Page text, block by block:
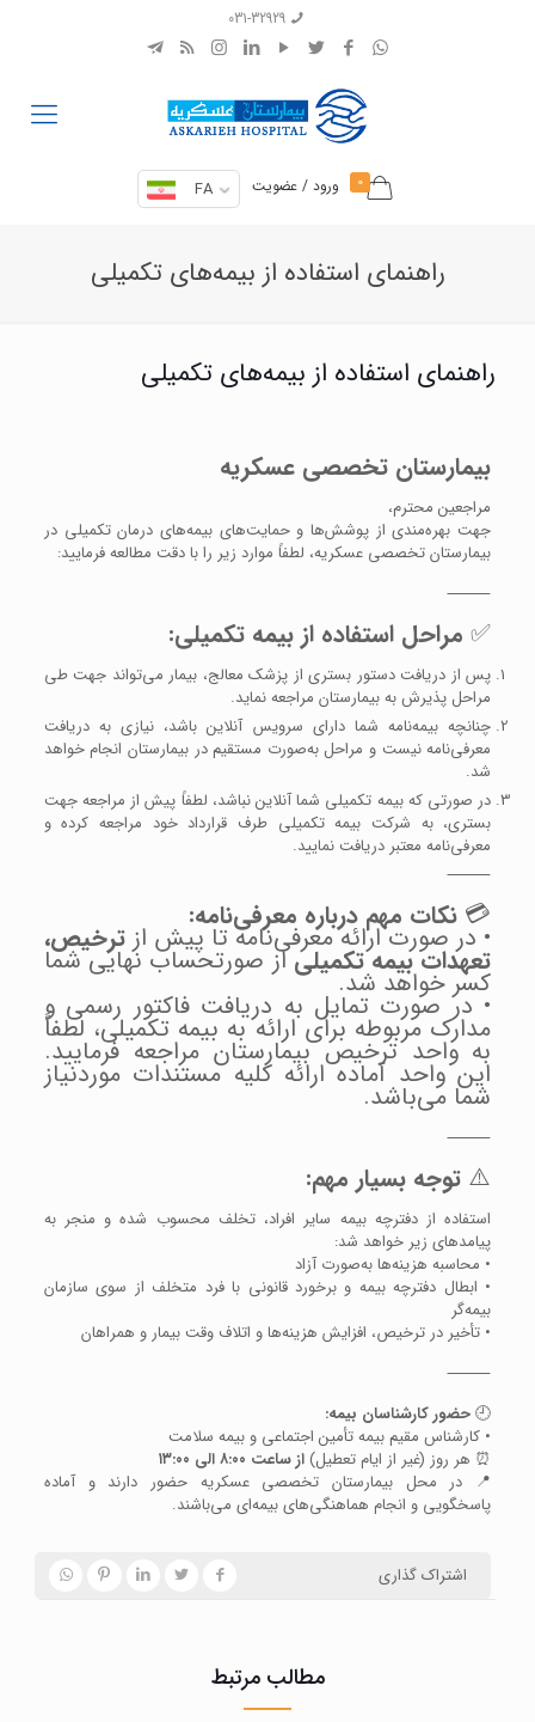
031-32929
0 ورود / عضویت FA
راهنمای استفاده از بیمه‌های تکمیلی
راهنمای استفاده از بیمه‌های تکمیلی
بیمارستان تخصصی عسکریه
مراجعین محترم،
جهت بهره‌مندی از پوشش‌ها و حمایت‌های بیمه‌های درمان تکمیلی در
بیمارستان تخصصی عسکریه، لطفاً موارد زیر را با دقت مطالعه فرمایید:
⸻
✅مراحل استفاده از بیمه تکمیلی:
پس از دریافت دستور بستری از پزشک معالج، بیمار می‌تواند جهت طی
مراحل پذیرش به بیمارستان مراجعه نماید.
چنانچه بیمه‌نامه شما دارای سرویس آنلاین باشد، نیازی به دریافت
معرفی‌نامه نیست و مراحل به‌صورت مستقیم در بیمارستان انجام خواهد
شد.
در صورتی که بیمه تکمیلی شما آنلاین نباشد، لطفاً پیش از مراجعه جهت
بستری، به شرکت بیمه تکمیلی طرف قرارداد خود مراجعه کرده و
معرفی‌نامه معتبر دریافت نمایید.
⸻
💳 نکات مهم درباره معرفی‌نامه:
• در صورت ارائه معرفی‌نامه تا پیش ازترخیص،
تعهدات بیمه تکمیلیاز صورتحساب نهایی شما
کسر خواهد شد.
• در صورت تمایل به دریافت فاکتور رسمی و
مدارک مربوطه برای ارائه به بیمه تکمیلی، لطفاً
به واحد ترخیص بیمارستان مراجعه فرمایید.
این واحد آماده ارائه کلیه مستندات موردنیاز
شما می‌باشد.
⸻
⚠️ توجه بسیار مهم:
استفاده از دفترچه بیمه سایر افراد، تخلف محسوب شده و منجر به
پیامدهای زیر خواهد شد:
• محاسبه هزینه‌ها به‌صورت آزاد
• ابطال دفترچه بیمه و برخورد قانونی با فرد متخلف از سوی سازمان
بیمه‌گر
• تأخیر در ترخیص، افزایش هزینه‌ها و اتلاف وقت بیمار و همراهان
⸻
🕘حضور کارشناسان بیمه:
• کارشناس مقیم بیمه تأمین اجتماعی و بیمه سلامت
⏰ هر روز (غیر از ایام تعطیل) از ساعت ۸:۰۰ الی ۱۳:۰۰
📍 در محل بیمارستان تخصصی عسکریه حضور دارند و آماده
پاسخگویی و انجام هماهنگی‌های بیمه‌ای می‌باشند.
اشتراک گذاری
مطالب مرتبط